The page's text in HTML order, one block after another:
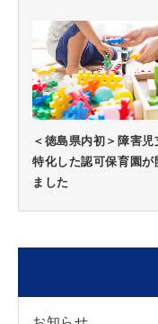
＜徳島県内初＞障害児
特化した認可保育園が
ました